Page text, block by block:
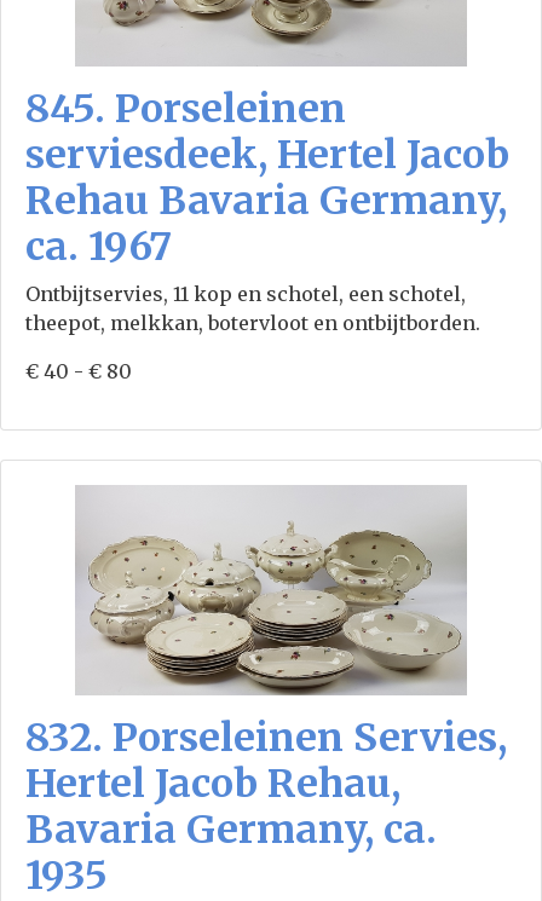
845. Porseleinen
serviesdeek, Hertel Jacob
Rehau Bavaria Germany,
ca. 1967
Ontbijtservies, 11 kop en schotel, een schotel,
theepot, melkkan, botervloot en ontbijtborden.
€ 40 - € 80
832. Porseleinen Servies,
Hertel Jacob Rehau,
Bavaria Germany, ca.
1935